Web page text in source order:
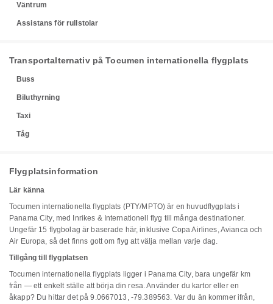
Väntrum
Assistans för rullstolar
Transportalternativ på Tocumen internationella flygplats
Buss
Biluthyrning
Taxi
Tåg
Flygplatsinformation
Lär känna
Tocumen internationella flygplats (PTY/MPTO) är en huvudflygplats i
Panama City, med Inrikes & Internationell flyg till många destinationer.
Ungefär 15 flygbolag är baserade här, inklusive Copa Airlines, Avianca och
Air Europa, så det finns gott om flyg att välja mellan varje dag.
Tillgång till flygplatsen
Tocumen internationella flygplats ligger i Panama City, bara ungefär km
från — ett enkelt ställe att börja din resa. Använder du kartor eller en
åkapp? Du hittar det på 9.0667013, -79.389563. Var du än kommer ifrån,